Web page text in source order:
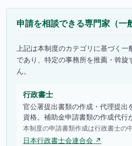
申請を相談できる専門家（一
上記は本制度のカテゴリに基づく
であり、特定の事務所を推薦・斡旋
ん。
行政書士
官公署提出書類の作成・代理提出
資格。補助金申請書類の作成代行
本制度の申請書類作成は行政書士の
日本行政書士会連合会 ↗